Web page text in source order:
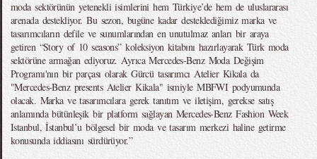
moda sektörünün yetenekli isimlerini hem Türkiye’de hem de uluslararası
arenada destekliyor. Bu sezon, bugüne kadar desteklediğimiz marka ve
tasarımcıların defile ve sunumlarından en unutulmaz anları bir araya
getiren “Story of 10 seasons” koleksiyon kitabını hazırlayarak Türk moda
sektörüne armağan ediyoruz. Ayrıca Mercedes-Benz Moda Değişim
Programı'nın bir parçası olarak Gürcü tasarımcı Atelier Kikala da
"Mercedes-Benz presents Atelier Kikala" ismiyle MBFWI podyumunda
olacak. Marka ve tasarımcılara gerek tanıtım ve iletişim, gerekse satış
anlamında bütünleşik bir platform sağlayan Mercedes-Benz Fashion Week
Istanbul, İstanbul’u bölgesel bir moda ve tasarım merkezi haline getirme
konusunda iddiasını sürdürüyor.”